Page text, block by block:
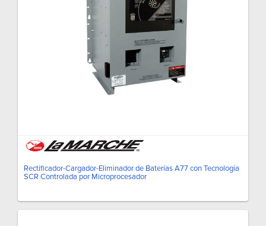
Rectificador-Cargador-Eliminador de Baterías A77 con Tecnología
SCR Controlada por Microprocesador